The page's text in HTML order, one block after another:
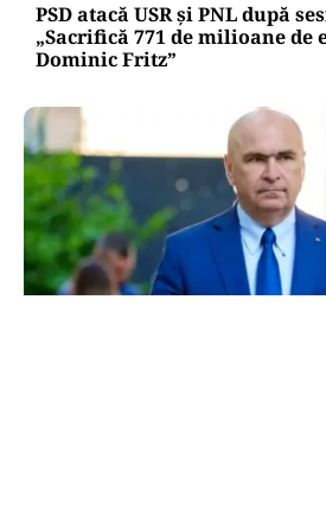
PSD atacă USR și PNL după
„Sacrifică 771 de milioane de
Dominic Fritz”